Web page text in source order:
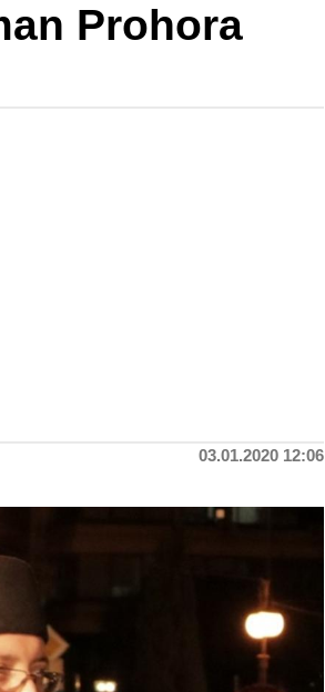
Prohora
03.01.2020 12:06